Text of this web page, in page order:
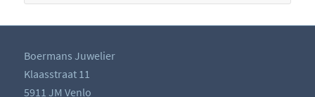
Boermans Juwelier
Klaasstraat 11
5911 JM Venlo